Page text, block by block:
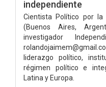
independiente
Cientista Político por la
(Buenos Aires,
investigador
liderazgo político,
régimen político e
Latina y Europa.